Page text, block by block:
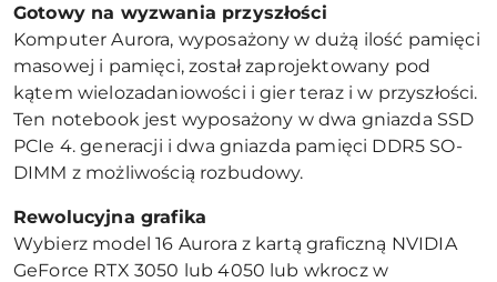
Gotowy na wyzwania przyszłości
Komputer Aurora, wyposażony w dużą ilość pamięci
masowej i pamięci, został zaprojektowany pod
kątem wielozadaniowości i gier teraz i w przyszłości.
Ten notebook jest wyposażony w dwa gniazda SSD
PCIe 4. generacji i dwa gniazda pamięci DDR5 SO-
DIMM z możliwością rozbudowy.
Rewolucyjna grafika
Wybierz model 16 Aurora z kartą graficzną NVIDIA
GeForce RTX 3050 lub 4050 lub wkrocz w